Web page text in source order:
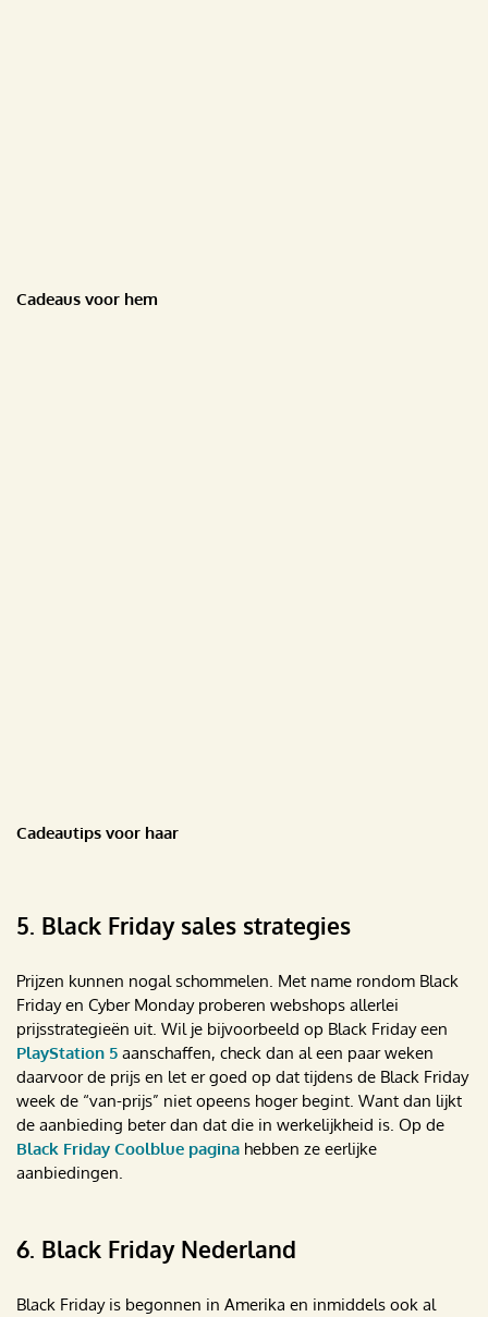
Cadeaus voor hem
Cadeautips voor haar
5. Black Friday sales strategies
Prijzen kunnen nogal schommelen. Met name rondom Black
Friday en Cyber Monday proberen webshops allerlei
prijsstrategieën uit. Wil je bijvoorbeeld op Black Friday een
PlayStation 5 aanschaffen, check dan al een paar weken
daarvoor de prijs en let er goed op dat tijdens de Black Friday
week de “van-prijs” niet opeens hoger begint. Want dan lijkt
de aanbieding beter dan dat die in werkelijkheid is. Op de
Black Friday Coolblue pagina hebben ze eerlijke
aanbiedingen.
6. Black Friday Nederland
Black Friday is begonnen in Amerika en inmiddels ook al